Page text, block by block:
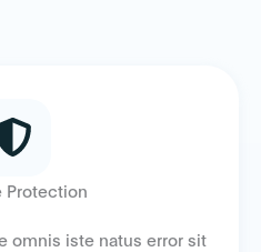
Protection
omnis iste natus error sit